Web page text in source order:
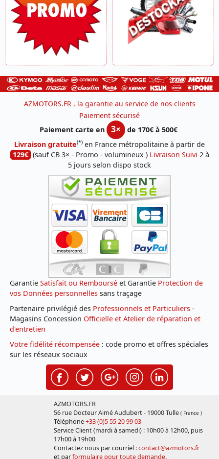
AZMOTORS.FR , la garantie au service de nos clients
Paiement sécurisé
Paiement carte en
3×
de 170€ à 500€
Livraison gratuite(*) en France métropolitaine à partir de
129€ (sauf CB 3× - Promo - volumineux ) Livraison Suivi 2 à
5 jours selon dispo stock
Garantie Satisfait ou Remboursé et Garantie Protection de
vos Données personnelles sans traçage
Partenaire privilégié des Professionnels et Particuliers -
Magasins Concession Officielle et Atelier de réparation et
d'entretien
Votre fidélité récompensée : code promo et offres spéciales
sur les réseaux sociaux
AZMOTORS.FR
56 rue Docteur Aimé Audubert - 19000 Tulle ( France )
Téléphone+33 (0)5 55 20 99 03
Service Client (mardi à samedi) : 10h00 à 12h00, puis
17h00 à 19h00
Contactez nous par courriel :contact@azmotors.fr
et parformulaire pour toute demande.